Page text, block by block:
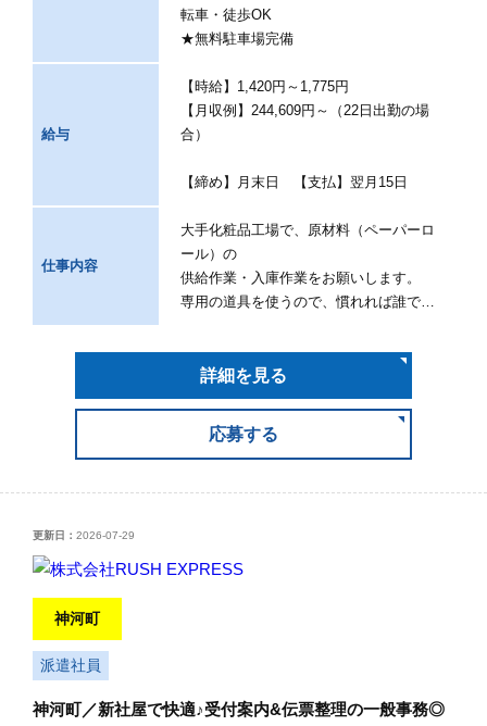
転車・徒歩OK
★無料駐車場完備
給与
【時給】1,420円～1,775円
【月収例】244,609円～（22日出勤の場
合）
【締め】月末日 【支払】翌月15日
仕事内容
大手化粧品工場で、原材料（ペーパーロ
ール）の
供給作業・入庫作業をお願いします。
専用の道具を使うので、慣れれば誰で…
詳細を見る
応募する
更新日： 2026-07-29
神河町
派遣社員
神河町／新社屋で快適♪受付案内&伝票整理の一般事務◎